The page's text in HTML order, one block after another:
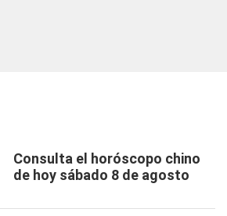
Consulta el horóscopo chino
de hoy sábado 8 de agosto